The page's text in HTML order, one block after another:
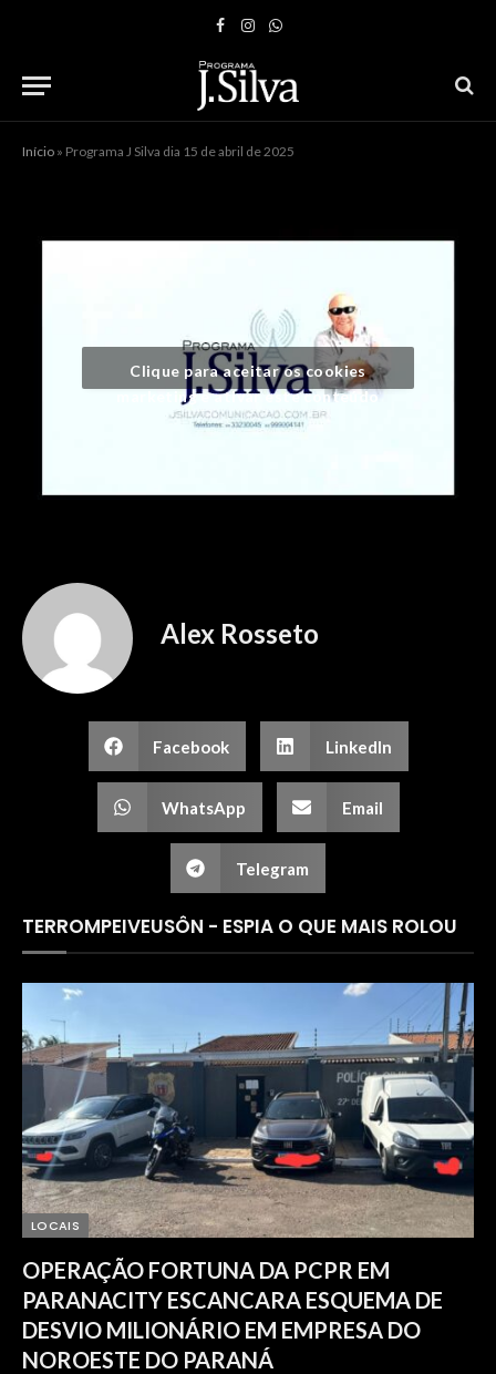
Facebook
Instagram
WhatsApp
Início » Programa J Silva dia 15 de abril de 2025
Clique para aceitar os cookies
marketing e ativar este conteúdo
Alex Rosseto
Facebook LinkedIn
WhatsApp Email
Telegram
TERROMPEIVEUSÔN - ESPIA O QUE MAIS ROLOU
LOCAIS
OPERAÇÃO FORTUNA DA PCPR EM
PARANACITY ESCANCARA ESQUEMA DE
DESVIO MILIONÁRIO EM EMPRESA DO
NOROESTE DO PARANÁ